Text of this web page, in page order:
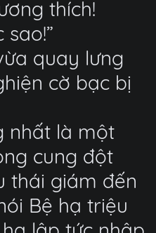
thích!
quay lưng
cờ bạc bị
nhất là một
cung đột
thái giám đến
Bệ hạ triệu